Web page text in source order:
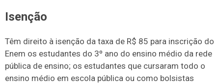
Isenção
Têm direito à isenção da taxa de R$ 85 para inscrição do
Enem os estudantes do 3º ano do ensino médio da rede
pública de ensino; os estudantes que cursaram todo o
ensino médio em escola pública ou como bolsistas